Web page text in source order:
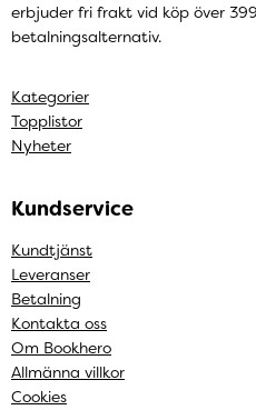
erbjuder fri frakt vid köp över
betalningsalternativ.
Kategorier
Topplistor
Nyheter
Kundservice
Kundtjänst
Leveranser
Betalning
Kontakta oss
Om Bookhero
Allmänna villkor
Cookies